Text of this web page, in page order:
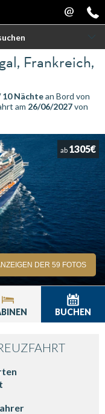
@
Frankreich,
10 Nächtean Bord von
am 26/06/2027von
ab 1305€
DER 59 FOTOS
BUCHEN